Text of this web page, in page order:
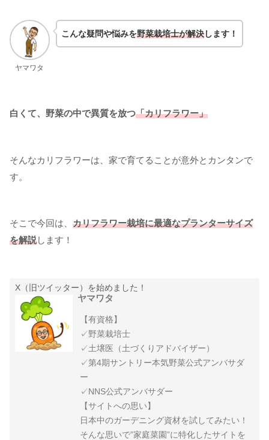
ヤマワタ
こんな疑問や悩みを野菜栽培士が解決します！
白くて、野菜の中で異質を放つ「カリフラワー」
そんなカリフラワーは、家で育てることが意外とカンタンで
す。
そこで今回は、 カリフラワー栽培に最適なプランターサイズ
を解説します！
X（旧ツイッター）を始めました！
ヤマワタ
【有資格】
✓野菜栽培士
✓土壌医（土づくりアドバイザー）
✓第4期サントリー本気野菜公式アンバサダ
ー
✓NNS公式アンバサダー
【サイトへの思い】
日本中のガーデニング資材を試してみたい！
そんな思いで”家庭菜園”に特化したサイトを